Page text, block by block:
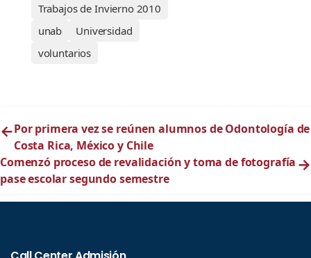
Trabajos de Invierno 2010
unab
Universidad
voluntarios
←Por primera vez se reúnen alumnos de Odontología de
Costa Rica, México y Chile
Comenzó proceso de revalidación y toma de fotografía
pase escolar segundo semestre
→